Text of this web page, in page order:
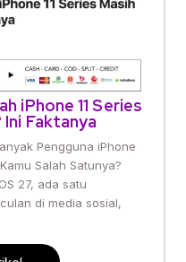
iPhone 11 Series
Faktanya
Pengguna iPhone
Salah Satunya?
27, ada satu
di media sosial,